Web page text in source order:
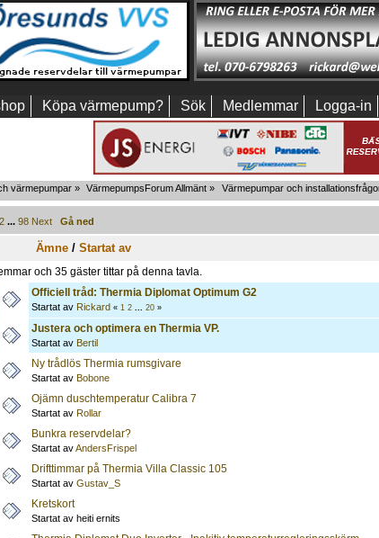
Köpa värmepump? Sök Medlemmar Logga-in
värmepumpar » VärmepumpsForum Allmänt » Värmepumpar och
2 ...98 Next Gå ned
Ämne /Startat av
och 35 gäster tittar på denna tavla.
Officiell tråd: Thermia Diplomat Optimum G2
Startat av Rickard « 1 2 20 »
Justera och optimera en Thermia VP.
Startat av Bertil
Ny trådlös Thermia rumsgivare
Startat av Bobone
Ojämn duschtemperatur Calibra 7
Startat av Rollar
Bunkra reservdelar?
Startat avAndersFrispel
Drifttimmar på Thermia Villa Classic 105
Startat av Gustav_S
Kretskort
Startat av heiti ernits